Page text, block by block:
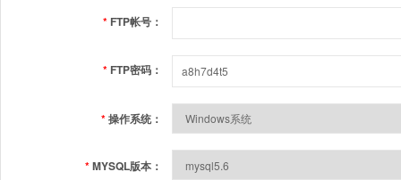
* FTP帐号：
* FTP密码：
*操作系统：
*MYSQL版本：